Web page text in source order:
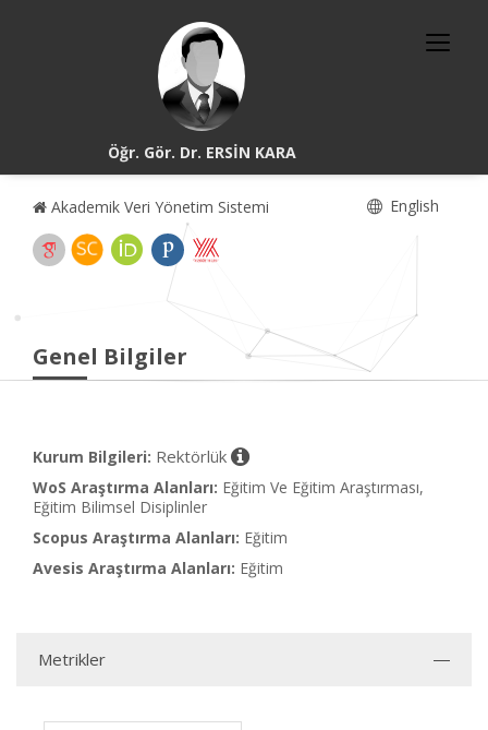
Öğr. Gör. Dr. ERSİN KARA
Akademik Veri Yönetim Sistemi English
Genel Bilgiler
Kurum Bilgileri: Rektörlük
WoS Araştırma Alanları: Eğitim Ve Eğitim Araştırması,
Eğitim Bilimsel Disiplinler
Scopus Araştırma Alanları: Eğitim
Avesis Araştırma Alanları: Eğitim
Metrikler